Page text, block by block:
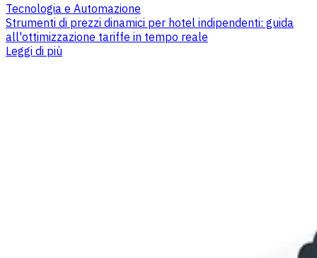
Tecnologia e Automazione
Strumenti di prezzi dinamici per hotel indipendenti: guida
all'ottimizzazione tariffe in tempo reale
Leggi di più